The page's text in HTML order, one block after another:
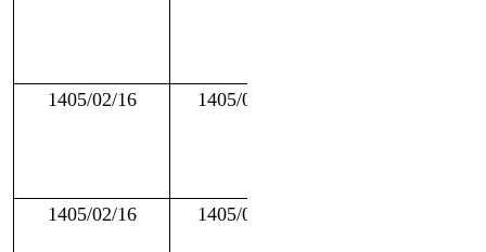
1405/02/03
1405/02/16
1405/02/03
1405/02/16